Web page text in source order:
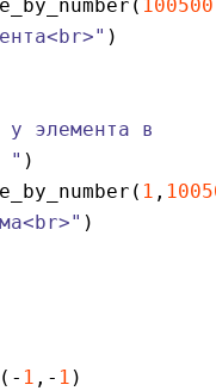
( 100500
)
у элемента в
" )
( 1 ,
)
( - 1 ,- 1 )